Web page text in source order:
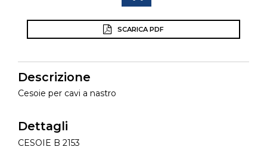
SCARICA PDF
Descrizione
Cesoie per cavi a nastro
Dettagli
CESOIE B 2153